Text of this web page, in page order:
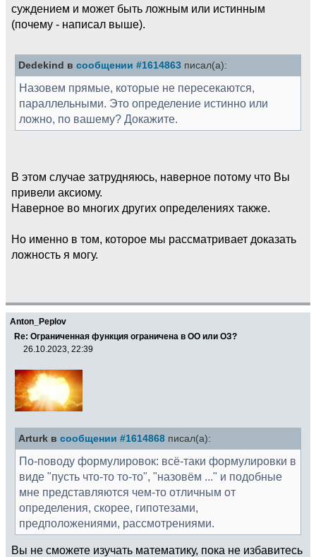
суждением и может быть ложным или истинным
(почему - написал выше).
Dedekind в сообщении #1614863 писал(а):
Назовем прямые, которые не пересекаются,
параллельными. Это определение истинно или
ложно, по вашему? Докажите.
В этом случае затрудняюсь, наверное потому что Вы
привели аксиому.
Наверное во многих других определениях также.
Но именно в том, которое мы рассматривает доказать
ложность я могу.
Anton_Peplov
Re: Ограниченная функция ограничена в ОО или ОЗ?
26.10.2023, 22:39
Arturk в сообщении #1614868 писал(а):
По-поводу формулировок: всё-таки формулировки в
виде "пусть что-то то-то", "назовём ..." и подобные
мне представляются чем-то отличным от
определения, скорее, гипотезами,
предположениями, рассмотрениями.
Вы не сможете изучать математику, пока не избавитесь